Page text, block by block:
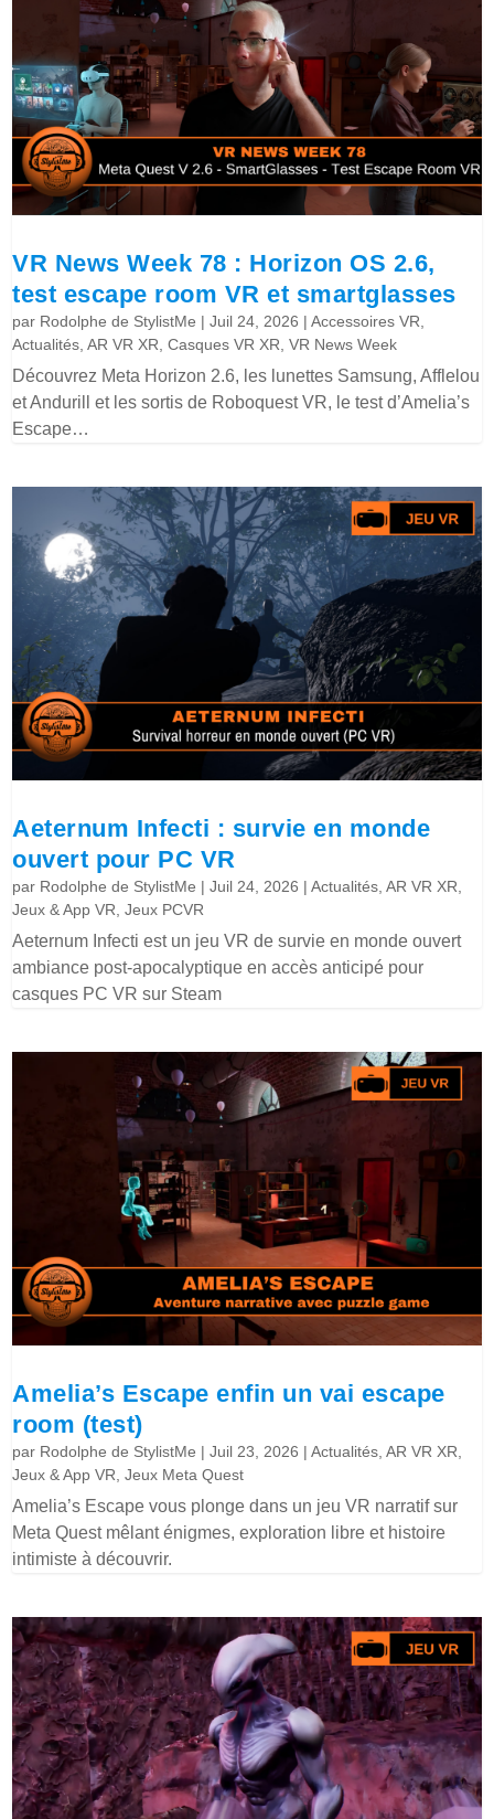
VR News Week 78 : Horizon OS 2.6,
test escape room VR et smartglasses
par Rodolphe de StylistMe |Juil 24, 2026 |Accessoires VR
Actualités ,AR VR XR ,Casques VR XR ,VR News Week
Découvrez Meta Horizon 2.6, les lunettes Samsung, Afflelou
et Andurill et les sortis de Roboquest VR, le test d’Amelia’s
Escape…
Aeternum Infecti : survie en monde
ouvert pour PC VR
par Rodolphe de StylistMe |Juil 24, 2026 |Actualités ,AR VR XR
Jeux & App VR ,Jeux PCVR
Aeternum Infecti est un jeu VR de survie en monde ouvert
ambiance post-apocalyptique en accès anticipé pour
casques PC VR sur Steam
Amelia’s Escape enfin un vai escape
room (test)
par Rodolphe de StylistMe |Juil 23, 2026 |Actualités ,AR VR XR
Jeux & App VR ,Jeux Meta Quest
Amelia’s Escape vous plonge dans un jeu VR narratif sur
Meta Quest mêlant énigmes, exploration libre et histoire
intimiste à découvrir.